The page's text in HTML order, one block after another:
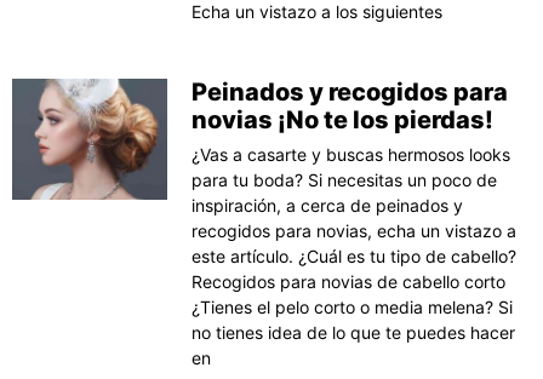
Echa un vistazo a los siguientes
Peinados y recogidos para
novias ¡No te los pierdas!
¿Vas a casarte y buscas hermosos looks
para tu boda? Si necesitas un poco de
inspiración, a cerca de peinados y
recogidos para novias, echa un vistazo a
este artículo. ¿Cuál es tu tipo de cabello?
Recogidos para novias de cabello corto
¿Tienes el pelo corto o media melena? Si
no tienes idea de lo que te puedes hacer
en